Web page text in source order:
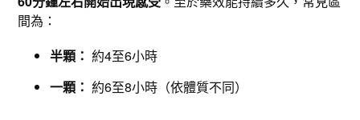
間為：
半顆： 約4至6小時
一顆： 約6至8小時（依體質不同）